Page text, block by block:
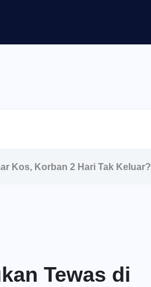
Kos, Korban 2 Hari Tak Keluar?
Tewas di